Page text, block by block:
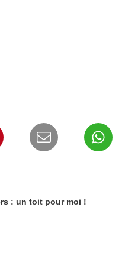
: un toit pour moi !